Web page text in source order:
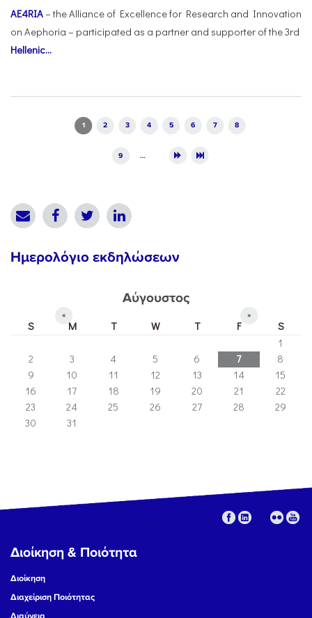
AE4RIA– the Alliance of Excellence for Research and Innovation
on Aephoria – participated as a partner and supporter of the 3rd
Hellenic...
1 2 3 4 5 6 7 8
9 …
Ημερολόγιο εκδηλώσεων
Αύγουστος
« »
S M T W T F
S
1
2
3 4 5 6 7
8
9
10 11 12 13 14
15
16
17 18 19 20 21
22
23
24 25 26 27 28
29
30
31
Διοίκηση & Ποιότητα
Διοίκηση
Διαχείριση Ποιότητας
Διαύγεια